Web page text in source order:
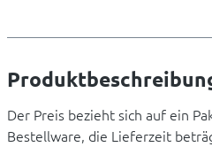
Der Preis bezieht sich auf ein
Bestellware, die Lieferzeit